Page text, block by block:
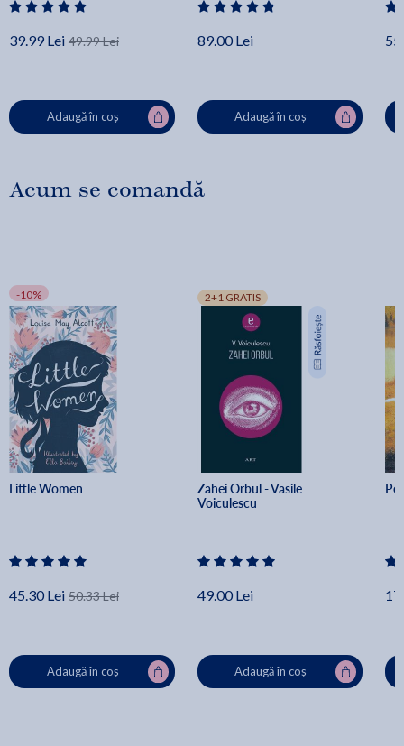
39.99 Lei 49.99 Lei
Adaugă în coș
89.00 Lei
Adaugă în coș
Acum se comandă
-10%
Little Women
45.30 Lei 50.33 Lei
Adaugă în coș
2+1 GRATIS
Zahei Orbul - Vasile
Voiculescu
49.00 Lei
Adaugă în coș